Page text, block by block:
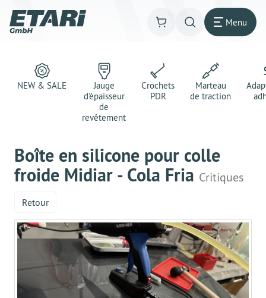
Menu
NEW & SALE
Jauge
d'épaisseur
de
revêtement
Crochets
PDR
Marteau
de traction
Boîte en silicone pour colle
froide Midiar - Cola Fria Critiques
Retour